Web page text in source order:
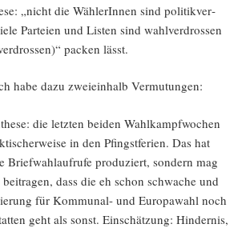
„nicht die Wäh­le­rIn­nen sind poli­tik­ver­
Par­tei­en und Lis­ten sind wahl­ver­dros­sen
packen lässt.
habe dazu zwei­ein­halb Vermutungen:
die letz­ten bei­den Wahl­kampf­wo­chen
in den Pfingst­fe­ri­en. Das hat
Brief­wahl­auf­ru­fe pro­du­ziert, son­dern mag
dass die eh schon schwa­che und
für Kom­mu­nal- und Euro­pa­wahl noch
geht als sonst. Ein­schät­zung: Hin­der­nis,